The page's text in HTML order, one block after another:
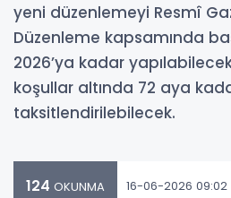
yeni düzenlemeyi Resmî
Düzenleme kapsamında
2026’ya kadar
koşullar altında 72 aya
taksitlendirilebilecek.
124 OKUNMA 16-06-2026 09:02